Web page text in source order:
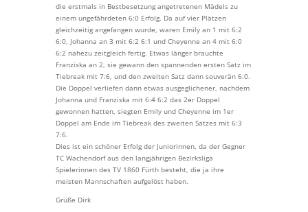
die erstmals in Bestbesetzung angetretenen Mädels zu
einem ungefährdeten 6:0 Erfolg. Da auf vier Plätzen
gleichzeitig angefangen wurde, waren Emily an 1 mit 6:2
6:0, Johanna an 3 mit 6:2 6:1 und Cheyenne an 4 mit 6:0
6:2 nahezu zeitgleich fertig. Etwas länger brauchte
Franziska an 2, sie gewann den spannenden ersten Satz im
Tiebreak mit 7:6, und den zweiten Satz dann souverän 6:0.
Die Doppel verliefen dann etwas ausgeglichener, nachdem
Johanna und Franziska mit 6:4 6:2 das 2er Doppel
gewonnen hatten, siegten Emily und Cheyenne im 1er
Doppel am Ende im Tiebreak des zweiten Satzes mit 6:3
7:6.
Dies ist ein schöner Erfolg der Juniorinnen, da der Gegner
TC Wachendorf aus den langjährigen Bezirksliga
Spielerinnen des TV 1860 Fürth besteht, die ja ihre
meisten Mannschaften aufgelöst haben.
Grüße Dirk